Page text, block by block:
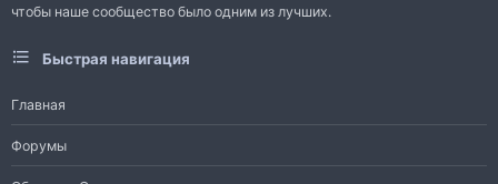
чтобы наше сообщество было одним из лучших.
Быстрая навигация
Главная
Форумы